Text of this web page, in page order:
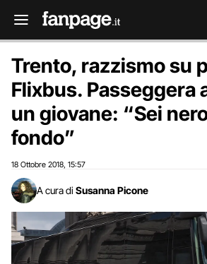
Trento, razzismo su
Flixbus. Passeggera
un giovane: “Sei
fondo”
18 Ottobre 2018 15:57
A cura di Susanna Picone